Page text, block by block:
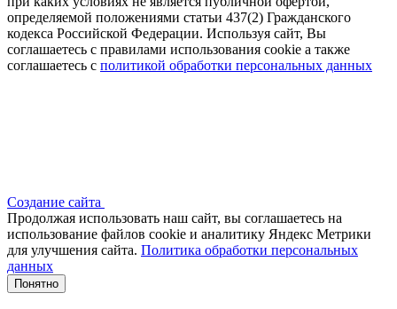
определяемой положениями статьи 437(2) Гражданского
кодекса Российской Федерации. Используя сайт, Вы
соглашаетесь с правилами использования cookie а также
соглашаетесь с политикой обработки персональных данных
Создание сайта
Продолжая использовать наш сайт, вы соглашаетесь на
использование файлов сооkіе и аналитику Яндекс Метрики
для улучшения сайта. Политика обработки персональных
данных
Понятно